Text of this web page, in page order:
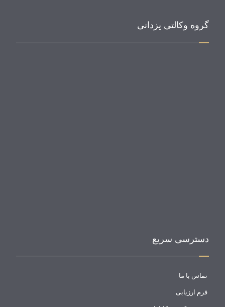
گروه وکالتی یزدانی
دسترسی سریع
تماس با ما
فرم ارزیابی